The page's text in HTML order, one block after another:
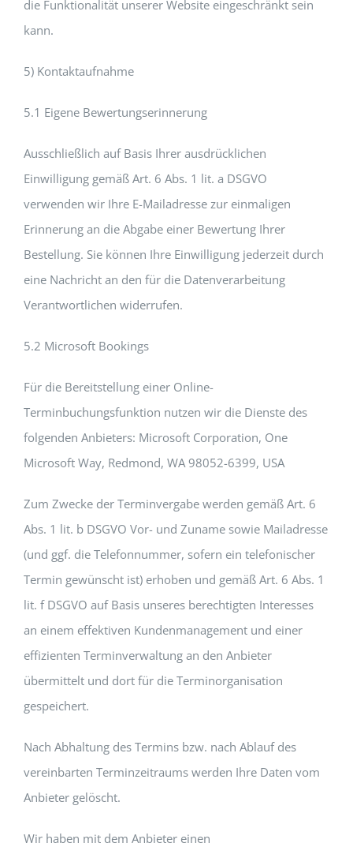
die Funktionalität unserer Website eingeschränkt sein
kann.
5) Kontaktaufnahme
5.1 Eigene Bewertungserinnerung
Ausschließlich auf Basis Ihrer ausdrücklichen
Einwilligung gemäß Art. 6 Abs. 1 lit. a DSGVO
verwenden wir Ihre E-Mailadresse zur einmaligen
Erinnerung an die Abgabe einer Bewertung Ihrer
Bestellung. Sie können Ihre Einwilligung jederzeit durch
eine Nachricht an den für die Datenverarbeitung
Verantwortlichen widerrufen.
5.2 Microsoft Bookings
Für die Bereitstellung einer Online-
Terminbuchungsfunktion nutzen wir die Dienste des
folgenden Anbieters: Microsoft Corporation, One
Microsoft Way, Redmond, WA 98052-6399, USA
Zum Zwecke der Terminvergabe werden gemäß Art. 6
Abs. 1 lit. b DSGVO Vor- und Zuname sowie Mailadresse
(und ggf. die Telefonnummer, sofern ein telefonischer
Termin gewünscht ist) erhoben und gemäß Art. 6 Abs. 1
lit. f DSGVO auf Basis unseres berechtigten Interesses
an einem effektiven Kundenmanagement und einer
effizienten Terminverwaltung an den Anbieter
übermittelt und dort für die Terminorganisation
gespeichert.
Nach Abhaltung des Termins bzw. nach Ablauf des
vereinbarten Terminzeitraums werden Ihre Daten vom
Anbieter gelöscht.
Wir haben mit dem Anbieter einen